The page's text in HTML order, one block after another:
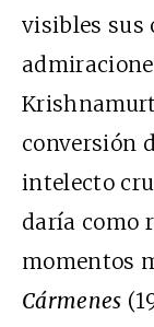
visibles sus
conversión
intelecto
daría como
momentos
Cármenes